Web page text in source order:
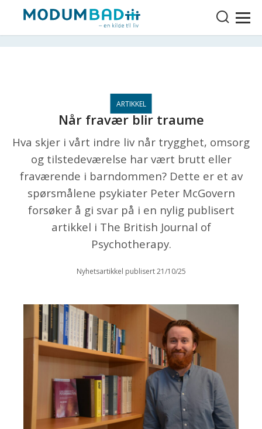
Når fravær blir traume
Hva skjer i vårt indre liv når trygghet, omsorg
og tilstedeværelse har vært brutt eller
fraværende i barndommen? Dette er et av
spørsmålene psykiater Peter McGovern
forsøker å gi svar på i en nylig publisert
artikkel i The British Journal of
Psychotherapy.
Nyhetsartikkel publisert 21/10/25